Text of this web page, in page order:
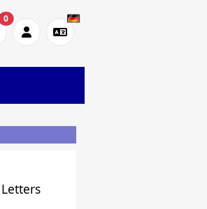
0